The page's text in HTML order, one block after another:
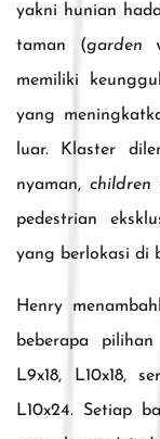
yakni hunian
taman (garden
memiliki
yang
luar. Klaster
nyaman, children
pedestrian
yang berlokasi di
Henry
beberapa
L9x18, L10x18,
L10x24. Setiap